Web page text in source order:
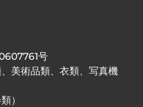
号
美術品類、衣類、写真機
）